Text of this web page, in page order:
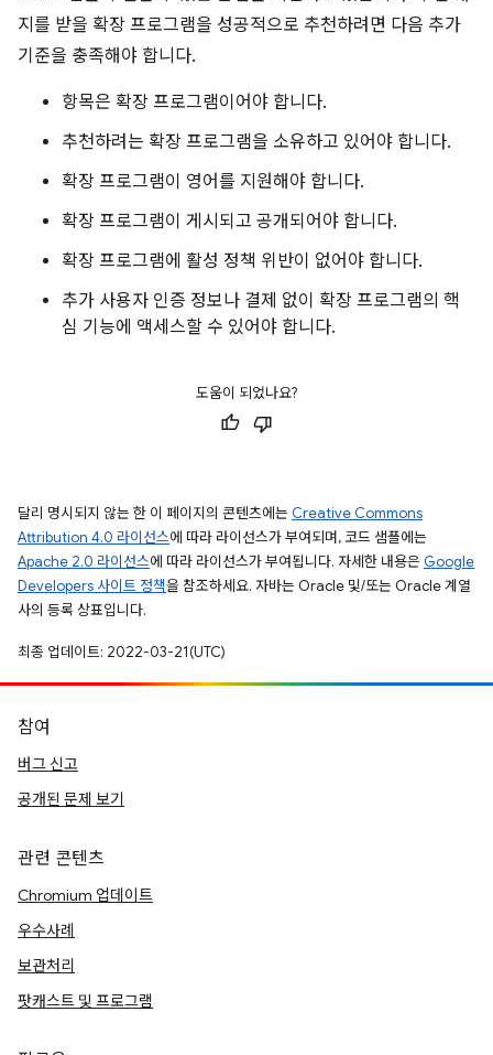
지를 받을 확장 프로그램을 성공적으로 추천하려면 다음 추가
기준을 충족해야 합니다.
항목은 확장 프로그램이어야 합니다.
추천하려는 확장 프로그램을 소유하고 있어야 합니다.
확장 프로그램이 영어를 지원해야 합니다.
확장 프로그램이 게시되고 공개되어야 합니다.
확장 프로그램에 활성 정책 위반이 없어야 합니다.
추가 사용자 인증 정보나 결제 없이 확장 프로그램의 핵
심 기능에 액세스할 수 있어야 합니다.
도움이 되었나요?
달리 명시되지 않는 한 이 페이지의 콘텐츠에는 Creative Commons
Attribution 4.0 라이선스에 따라 라이선스가 부여되며, 코드 샘플에는
Apache 2.0 라이선스에 따라 라이선스가 부여됩니다. 자세한 내용은 Google
Developers 사이트 정책을 참조하세요. 자바는 Oracle 및/또는 Oracle 계열
사의 등록 상표입니다.
최종 업데이트: 2022-03-21(UTC)
참여
버그 신고
공개된 문제 보기
관련 콘텐츠
Chromium 업데이트
우수사례
보관처리
팟캐스트 및 프로그램